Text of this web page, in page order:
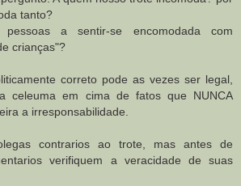
tanto?
a sentir-se encomodada com
crianças"?
correto pode as vezes ser legal,
celeuma em cima de fatos que NUNCA
a irresponsabilidade.
contrarios ao trote, mas antes de
verifiquem a veracidade de suas